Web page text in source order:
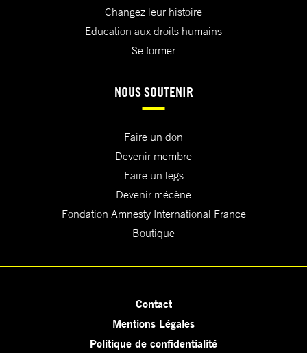
Changez leur histoire
Education aux droits humains
Se former
NOUS SOUTENIR
Faire un don
Devenir membre
Faire un legs
Devenir mécène
Fondation Amnesty International France
Boutique
Contact
Mentions Légales
Politique de confidentialité